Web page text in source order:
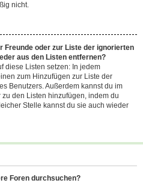
nicht.
Freunde oder zur Liste der ignorierten
aus den Listen entfernen?
diese Listen setzen: In jedem
zum Hinzufügen zur Liste der
Benutzers. Außerdem kannst du im
den Listen hinzufügen, indem du
Stelle kannst du sie auch wieder
Foren durchsuchen?